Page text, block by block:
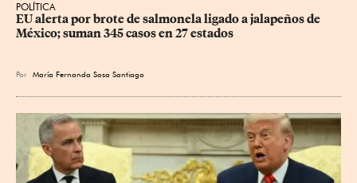
POLÍTICA
EU alerta por brote de salmonela ligado a jalapeños de
México; suman 345 casos en 27 estados
Por María Fernanda Sosa Santiago